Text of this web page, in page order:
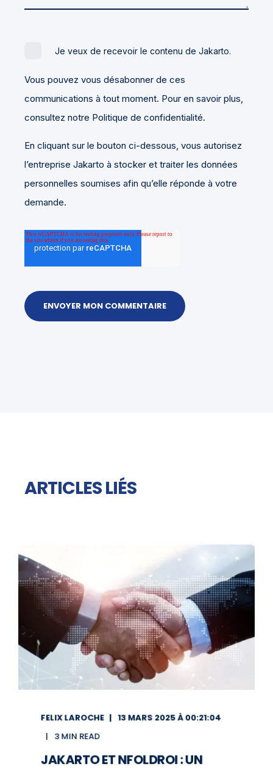
Je veux de recevoir le contenu de Jakarto.
Vous pouvez vous désabonner de ces
communications à tout moment. Pour en savoir plus,
consultez notre Politique de confidentialité.
En cliquant sur le bouton ci-dessous, vous autorisez
l’entreprise Jakarto à stocker et traiter les données
personnelles soumises afin qu’elle réponde à votre
demande.
ARTICLES LIÉS
FELIX LAROCHE
13 MARS 2025 À 00:21:04
3 MIN READ
JAKARTO ET NFOLDROI : UN